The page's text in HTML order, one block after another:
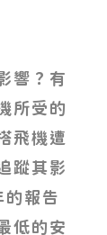
響？有
所受的
飛機遭
蹤其影
報告
低的安